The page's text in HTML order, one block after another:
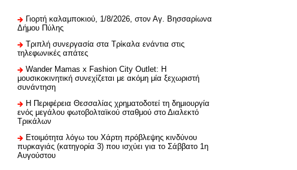
Γιορτή καλαμποκιού, 1/8/2026, στον Αγ. Βησσαρίωνα
Δήμου Πύλης
Τριπλή συνεργασία στα Τρίκαλα ενάντια στις
τηλεφωνικές απάτες
Wander Mamas x Fashion City Outlet: Η
μουσικοκινητική συνεχίζεται με ακόμη μία ξεχωριστή
συνάντηση
H Περιφέρεια Θεσσαλίας χρηματοδοτεί τη δημιουργία
ενός μεγάλου φωτοβολταϊκού σταθμού στο Διαλεκτό
Τρικάλων
Ετοιμότητα λόγω του Χάρτη πρόβλεψης κινδύνου
πυρκαγιάς (κατηγορία 3) που ισχύει για το Σάββατο 1η
Αυγούστου